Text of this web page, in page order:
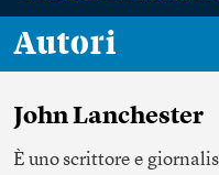
Autori
John Lanchester
È uno scrittore e